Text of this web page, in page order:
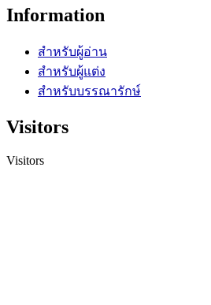
Information
สำหรับผู้อ่าน
สำหรับผู้แต่ง
สำหรับบรรณารักษ์
Visitors
Visitors